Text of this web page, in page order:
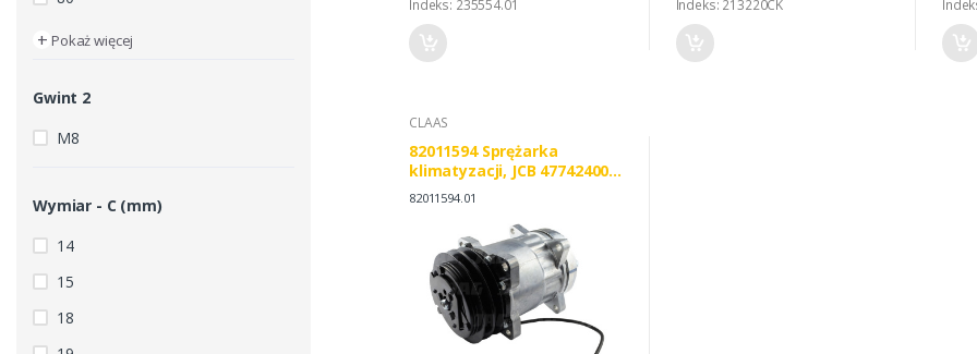
+ Pokaż więcej
Gwint 2
M8
Wymiar - C (mm)
14
15
18
Indeks: 235554.01 Indeks: 213220CK
CLAAS
82011594 Sprężarka
klimatyzacji, JCB 47742400
NEW HOLLAND 84011595
82011594.01